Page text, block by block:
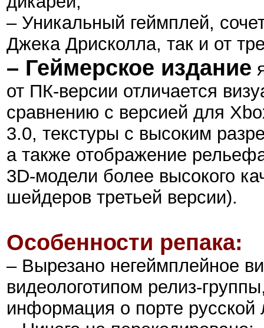
– Уникальный геймплей,
Джека Дрисколла, так и от
– Геймерское издание
от ПК-версии отличается
сравнению с версией для
3.0, текстуры с высоким
а также отображение
3D-модели более высокого
шейдеров третьей версии).
Особенности репака:
– Вырезано негеймплейное
видеологотипом релиз-
информация о порте русской